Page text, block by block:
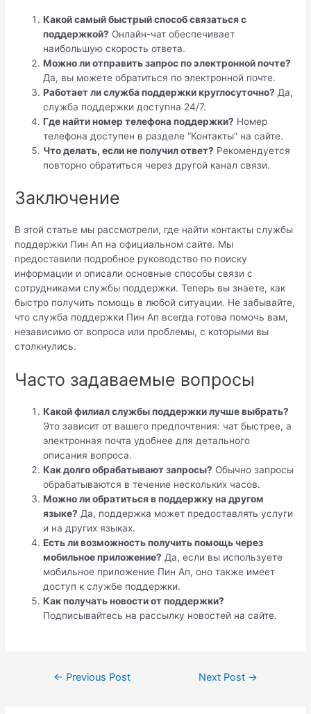
Какой самый быстрый способ связаться с
поддержкой? Онлайн-чат обеспечивает
наибольшую скорость ответа.
Можно ли отправить запрос по электронной почте?
Да, вы можете обратиться по электронной почте.
Работает ли служба поддержки круглосуточно? Да,
служба поддержки доступна 24/7.
Где найти номер телефона поддержки? Номер
телефона доступен в разделе “Контакты” на сайте.
Что делать, если не получил ответ? Рекомендуется
повторно обратиться через другой канал связи.
Заключение
В этой статье мы рассмотрели, где найти контакты службы
поддержки Пин Ап на официальном сайте. Мы
предоставили подробное руководство по поиску
информации и описали основные способы связи с
сотрудниками службы поддержки. Теперь вы знаете, как
быстро получить помощь в любой ситуации. Не забывайте,
что служба поддержки Пин Ап всегда готова помочь вам,
независимо от вопроса или проблемы, с которыми вы
столкнулись.
Часто задаваемые вопросы
Какой филиал службы поддержки лучше выбрать?
Это зависит от вашего предпочтения: чат быстрее, а
электронная почта удобнее для детального
описания вопроса.
Как долго обрабатывают запросы? Обычно запросы
обрабатываются в течение нескольких часов.
Можно ли обратиться в поддержку на другом
языке? Да, поддержка может предоставлять услуги
и на других языках.
Есть ли возможность получить помощь через
мобильное приложение? Да, если вы используете
мобильное приложение Пин Ап, оно также имеет
доступ к службе поддержки.
Как получать новости от поддержки?
Подписывайтесь на рассылку новостей на сайте.
← Previous Post Next Post →